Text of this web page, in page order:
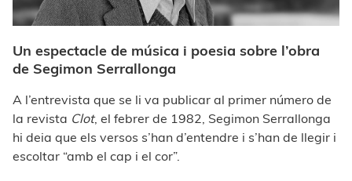
Un espectacle de música i poesia sobre l’obra
de Segimon Serrallonga
A l’entrevista que se li va publicar al primer número de
la revista Clot, el febrer de 1982, Segimon Serrallonga
hi deia que els versos s’han d’entendre i s’han de llegir i
escoltar “amb el cap i el cor”.